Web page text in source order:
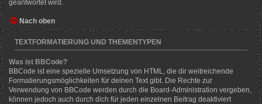
geantwortet wird.
Nach oben
TEXTFORMATIERUNG UND THEMENTYPEN
Was ist BBCode?
BBCode ist eine spezielle Umsetzung von HTML, die dir weitreichende
Formatierungsmöglichkeiten für deinen Text gibt. Die Rechte zur
Verwendung von BBCode werden durch die Board-Administration vergeben,
können jedoch auch durch dich für jeden einzelnen Beitrag deaktiviert